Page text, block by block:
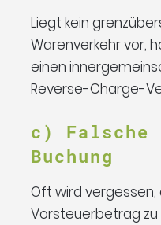
Liegt kein
Warenverkehr vor,
einen
Reverse-Charge-
c) Falsche
Buchung
Oft wird
Vorsteuerbetrag zu